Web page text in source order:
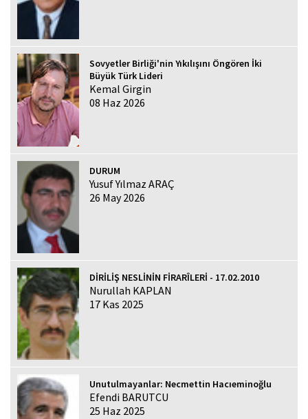
Sovyetler Birliği'nin Yıkılışını Öngören İki
Büyük Türk Lideri
Kemal Girgin
08 Haz 2026
DURUM
Yusuf Yılmaz ARAÇ
26 May 2026
DİRİLİŞ NESLİNİN FİRARÎLERİ - 17.02.2010
Nurullah KAPLAN
17 Kas 2025
Unutulmayanlar: Necmettin Hacıeminoğlu
Efendi BARUTCU
25 Haz 2025